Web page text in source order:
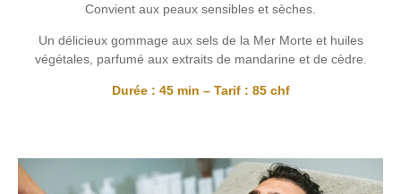
Convient aux peaux sensibles et sèches.
Un délicieux gommage aux sels de la Mer Morte et huiles
végétales, parfumé aux extraits de mandarine et de cèdre.
Durée : 45 min – Tarif : 85 chf